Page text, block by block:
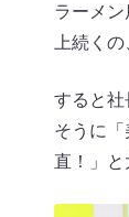
ラーメ
上続く
すると社
そうに
直！」と